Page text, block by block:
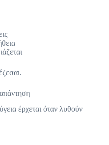
απάντηση
έρχεται όταν λυθούν